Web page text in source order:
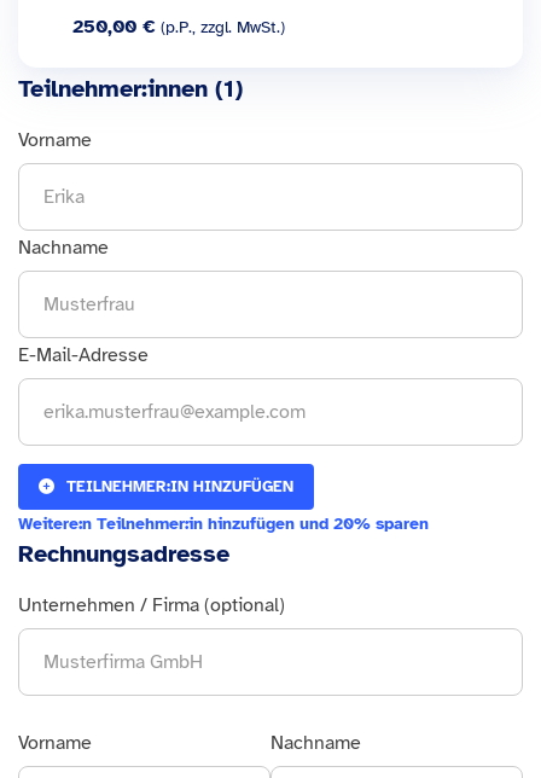
250,00 € (p.P., zzgl. MwSt.)
Teilnehmer:innen (1)
Vorname
Nachname
E-Mail-Adresse
TEILNEHMER:IN HINZUFÜGEN
Weitere:n Teilnehmer:in hinzufügen und 20% sparen
Rechnungsadresse
Unternehmen / Firma (optional)
Vorname Nachname